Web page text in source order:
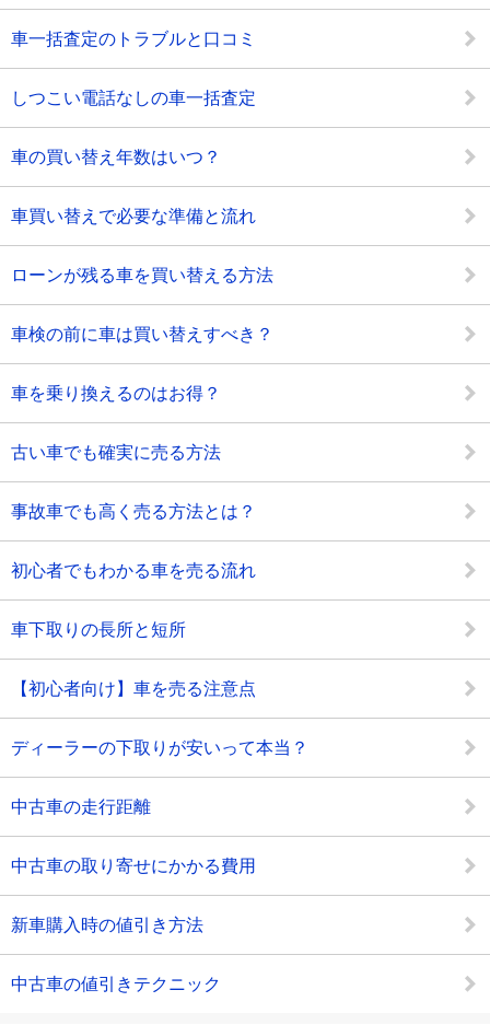
車一括査定のトラブルと口コミ
しつこい電話なしの車一括査定
車の買い替え年数はいつ？
車買い替えで必要な準備と流れ
ローンが残る車を買い替える方法
車検の前に車は買い替えすべき？
車を乗り換えるのはお得？
古い車でも確実に売る方法
事故車でも高く売る方法とは？
初心者でもわかる車を売る流れ
車下取りの長所と短所
【初心者向け】車を売る注意点
ディーラーの下取りが安いって本当？
中古車の走行距離
中古車の取り寄せにかかる費用
新車購入時の値引き方法
中古車の値引きテクニック